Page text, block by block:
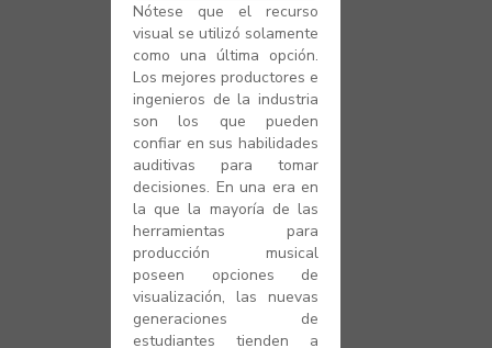
Nótese que el recurso
visual se utilizó solamente
como una última opción.
Los mejores productores e
ingenieros de la industria
son los que pueden
confiar en sus habilidades
auditivas para tomar
decisiones. En una era en
la que la mayoría de las
herramientas para
producción musical
poseen opciones de
visualización, las nuevas
generaciones de
estudiantes tienden a